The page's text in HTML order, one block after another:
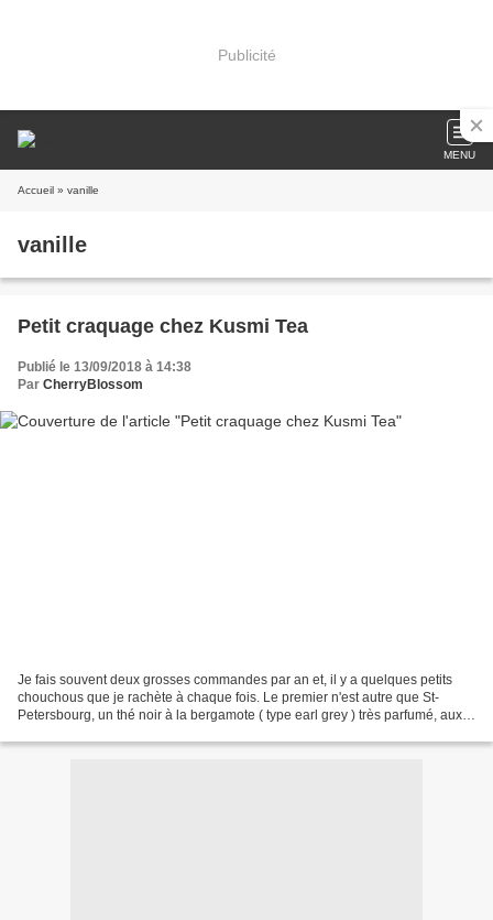
Publicité
MENU
Accueil » vanille
vanille
Petit craquage chez Kusmi Tea
Publié le 13/09/2018 à 14:38
Par CherryBlossom
Je fais souvent deux grosses commandes par an et, il y a quelques petits
chouchous que je rachète à chaque fois. Le premier n'est autre que St-
Petersbourg, un thé noir à la bergamote ( type earl grey ) très parfumé, aux